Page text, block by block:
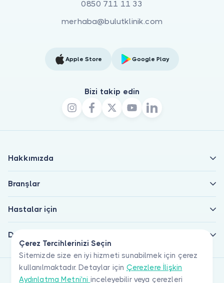
Çerez Tercihlerinizi Seçin
Sitemizde size en iyi hizmeti sunabilmek için çerez
kullanılmaktadır. Detaylar için Çerezlere İlişkin
Aydınlatma Metni'ni inceleyebilir veya çerezleri
0850 711 11 33
merhaba@bulutklinik.com
Apple Store Google Play
Bizi takip edin
Hakkımızda
Branşlar
Hastalar için
Doktorlar için